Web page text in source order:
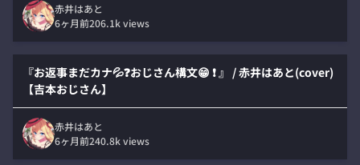
赤井はあと
6ヶ月前206.1kviews
『お返事まだカナ💦❓おじさん構文😁 ❗ 』 / 赤井はあと(cover)
【吉本おじさん】
赤井はあと
6ヶ月前240.8kviews